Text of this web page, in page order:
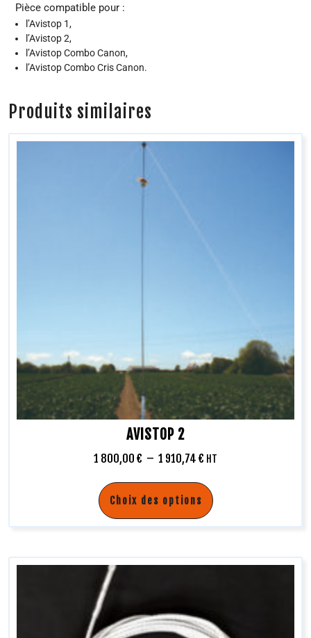
Pièce compatible pour :
l’Avistop 1,
l’Avistop 2,
l’Avistop Combo Canon,
l’Avistop Combo Cris Canon.
Produits similaires
AVISTOP 2
1 800,00 € – 1 910,74 € HT
Choix des options